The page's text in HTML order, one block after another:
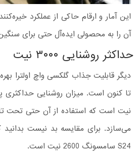
این آمار و ارقام حاکی از عملکرد
آن را به محصولی ایده‌آل حتی برای
حداکثر روشنایی ۳۰۰۰ نیت
دیگر قابلیت جذاب گلکسی واچ اولترا
نیت است که استفاده از آن حتی تحت
می‌سازد. برای مقایسه بد نیست
S24 سامسونگ 2600 نیت است.